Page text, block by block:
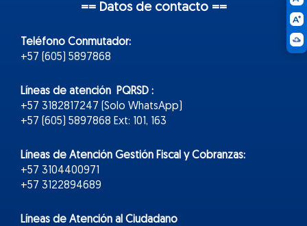
== Datos de contacto ==
Teléfono Conmutador:
+57 (605) 5897868
Líneas de atención PQRSD :
+57 3182817247 (Solo WhatsApp)
+57 (605) 5897868 Ext: 101, 163
Líneas de Atención Gestión Fiscal y Cobranzas:
+57 3104400971
+57 3122894689
Líneas de Atención al Ciudadano